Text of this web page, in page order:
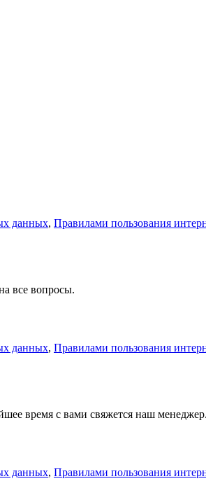
данных, Правилами пользования
все вопросы.
данных, Правилами пользования
время с вами свяжется наш менеджер.
данных, Правилами пользования